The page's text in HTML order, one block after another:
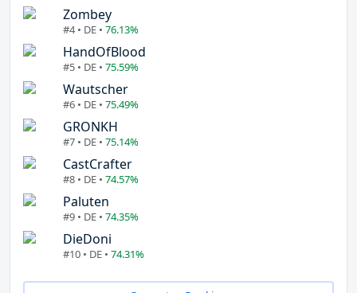
Zombey
#4 • DE • 76.13%
HandOfBlood
#5 • DE • 75.59%
Wautscher
#6 • DE • 75.49%
GRONKH
#7 • DE • 75.14%
CastCrafter
#8 • DE • 74.57%
Paluten
#9 • DE • 74.35%
DieDoni
#10 • DE • 74.31%